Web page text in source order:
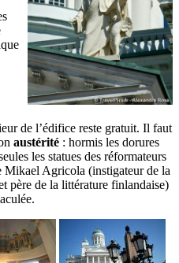
de l’édifice reste gratuit. Il faut
austérité : hormis les dorures
les statues des réformateurs
Agricola (instigateur de la
père de la littérature finlandaise)